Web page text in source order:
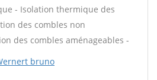
- Isolation thermique des
des combles non
des combles aménageables -
bruno